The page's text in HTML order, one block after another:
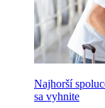
Najhorší
sa vyhnite